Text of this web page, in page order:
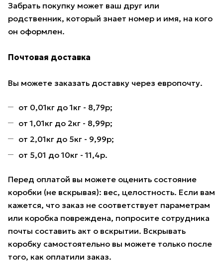
Забрать покупку может ваш друг или
родственник, который знает номер и имя, на кого
он оформлен.
Почтовая доставка
Вы можете заказать доставку через европочту.
от 0,01кг до 1кг - 8,79р;
от 1,01кг до 2кг - 8,99р;
от 2,01кг до 5кг - 9,99р;
от 5,01 до 10кг - 11,4р.
Перед оплатой вы можете оценить состояние
коробки (не вскрывая): вес, целостность. Если вам
кажется, что заказ не соответствует параметрам
или коробка повреждена, попросите сотрудника
почты составить акт о вскрытии. Вскрывать
коробку самостоятельно вы можете только после
того, как оплатили заказ.